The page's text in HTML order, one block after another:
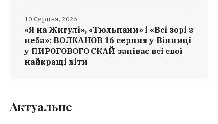
«Я на Жигулі», «Тюльпани» і «Всі зорі з
неба»: ВОЛКАНОВ 16 серпня у Вінниці
у ПИРОГОВОГО СКАЙ запіває всі свої
найкращі хіти
10 Серпня, 2026
Актуальне